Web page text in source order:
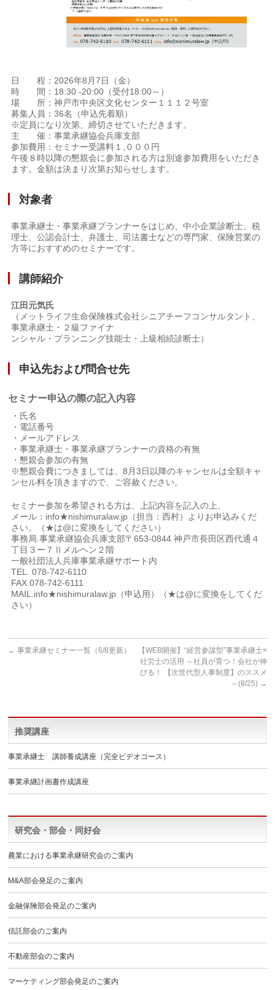
日 程：2026年8月7日（金）
時 間：18:30 -20:00（受付18:00～）
場 所：神戸市中央区文化センター１１１２号室
募集人員：36名（申込先着順）
※定員になり次第、締切させていただきます。
主 催：事業承継協会兵庫支部
参加費用：セミナー受講料１,０００円
午後８時以降の懇親会に参加される⽅は別途参加費⽤をいただき
ます。⾦額は決まり次第お知らせします。
対象者
事業承継⼠・事業承継プランナーをはじめ、中⼩企業診断⼠、税
理⼠、公認会計⼠、弁護⼠、司法書⼠などの専⾨家、保険営業の
⽅等におすすめのセミナーです。
講師紹介
江⽥元気⽒
（メットライフ⽣命保険株式会社シニアチーフコンサルタント、
事業承継⼠・２級ファイナ
ンシャル・プランニング技能⼠・上級相続診断⼠）
申込先および問合せ先
セミナー申込の際の記入内容
・⽒名
・電話番号
・メールアドレス
・事業承継⼠・事業承継プランナーの資格の有無
・懇親会参加の有無
※懇親会費につきましては、8⽉3⽇以降のキャンセルは全額キャ
ンセル料を頂きますので、ご容赦ください。
セミナー参加を希望される方は、上記内容を記入の上、
メール：info★nishimuralaw.jp（担当：西村）よりお申込みくだ
さい。（★は@に変換をしてください）
事務局.事業承継協会兵庫支部〒653-0844 神戸市長田区西代通４
丁目３ー７Ⅱメルヘン２階
一般社団法人兵庫事業承継サポート内
TEL. 078-742-6110
FAX.078-742-6111
MAIL.info★nishimuralaw.jp（申込用）（★は@に変換をしてくだ
さい）
← 事業承継セミナー一覧（6/8更新）
【WEB開催】“経営参謀型”事業承継士×
社労士の活用 ～社員が育つ！会社が伸
びる！ 【次世代型人事制度】のススメ
～(8/25) →
推奨講座
事業承継士 講師養成講座（完全ビデオコース）
事業承継計画書作成講座
研究会・部会・同好会
農業における事業承継研究会のご案内
M&A部会発足のご案内
金融保険部会発足のご案内
信託部会のご案内
不動産部会のご案内
マーケティング部会発足のご案内